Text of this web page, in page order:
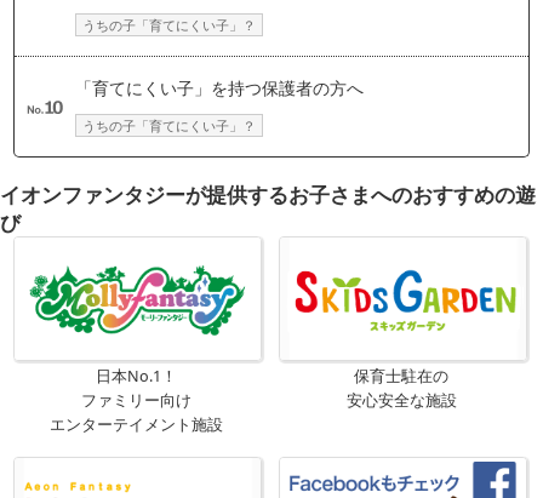
うちの子「育てにくい子」？
「育てにくい子」を持つ保護者の方へ
うちの子「育てにくい子」？
イオンファンタジーが提供するお子さまへのおすすめの遊
び
日本No.1！
ファミリー向け
エンターテイメント施設
保育士駐在の
安心安全な施設